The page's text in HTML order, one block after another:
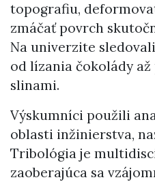
topografiu,
zmáčať povrch
Na univerzite
od lízania čokolády až
slinami.
Výskumníci použili
oblasti inžinierstva,
Tribológia je
zaoberajúca sa